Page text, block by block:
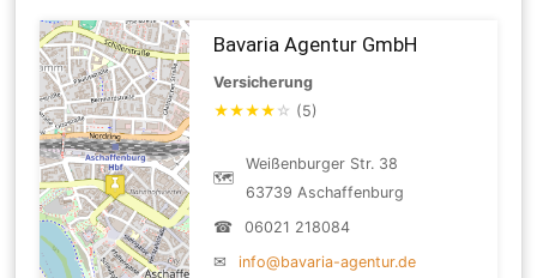
Bavaria Agentur GmbH
Versicherung
★★★★ ☆ (5)
🗺
Weißenburger Str. 38
63739 Aschaffenburg
☎
06021 218084
✉
info@bavaria-agentur.de